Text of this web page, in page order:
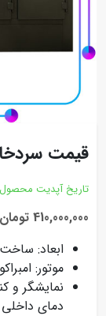
قیمت
تاریخ آپدیت محصول
410,000,000 تومان
ابعاد:
موتور: امبراکو
نمایشگر و
دمای داخلی